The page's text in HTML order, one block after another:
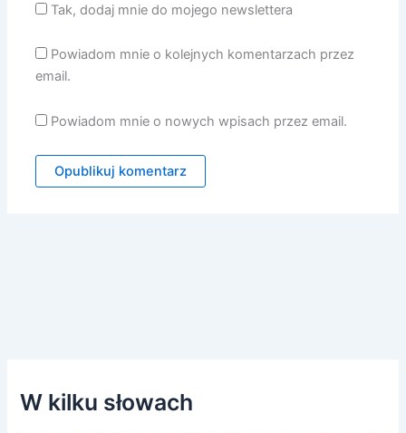
Tak, dodaj mnie do mojego newslettera
Powiadom mnie o kolejnych komentarzach przez
email.
Powiadom mnie o nowych wpisach przez email.
W kilku słowach